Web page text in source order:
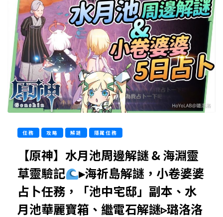
任務 攻略 解謎 隱藏任務
【原神】水月池周邊解謎 & 海淵靈
草靈驗記
▸海祈島解謎，小卷婆婆
占卜任務，「池中宅邸」副本、水
月池華麗寶箱、繼電石解謎▹璐洛洛